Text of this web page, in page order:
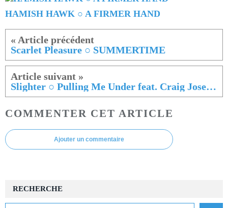
HAMISH HAWK ○ A FIRMER HAND
Scarlet Pleasure ○ SUMMERTIME
Slighter ○ Pulling Me Under feat. Craig Joseph Huxtable
COMMENTER CET ARTICLE
Ajouter un commentaire
RECHERCHE